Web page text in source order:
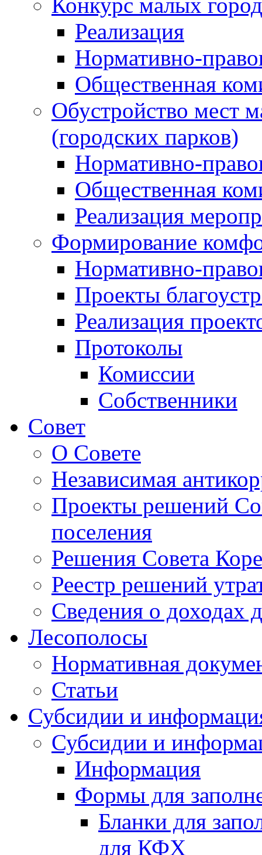
Реализация
Нормативно-
Общественная
Обустройство мест
(городских парков)
Нормативно-
Общественная
Реализация
Формирование
Нормативно-
Проекты
Реализация
Протоколы
Комиссии
Собственники
Совет
О Совете
Независимая
Проекты решений
поселения
Решения Совета
Реестр решений
Сведения о доходах
Лесополосы
Нормативная
Статьи
Субсидии и
Субсидии и
Информация
Формы для
Бланки для
для КФХ